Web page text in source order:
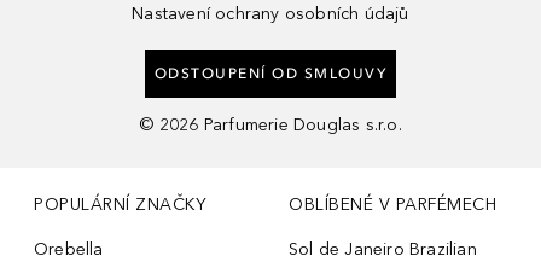
Nastavení ochrany osobních údajů
ODSTOUPENÍ OD SMLOUVY
© 2026 Parfumerie Douglas s.r.o.
POPULÁRNÍ ZNAČKY
Orebella
OBLÍBENÉ V PARFÉMECH
Sol de Janeiro Brazilian